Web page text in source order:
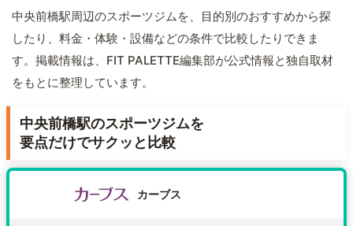
中央前橋駅周辺のスポーツジムを、目的別のおすすめから探
したり、料金・体験・設備などの条件で比較したりできま
す。掲載情報は、FIT PALETTE編集部が公式情報と独自取材
をもとに整理しています。
中央前橋駅のスポーツジムを
要点だけでサクッと比較
カーブス